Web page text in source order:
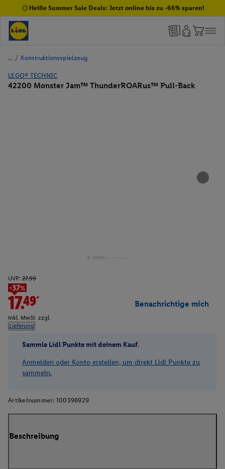
Heiße Summer Sale Deals: Jetzt online bis zu -66% sparen!
/ Konstruktionsspielzeug
LEGO® TECHNIC
42200 Monster Jam™ ThunderROARus™ Pull-Back
UVP: 27.99
-37%
17.49*
inkl. MwSt. zzgl.
Lieferung
Benachrichtige mich
Sammle Lidl Punkte mit deinem Kauf.
Anmelden oder Konto erstellen, um direkt Lidl Punkte zu
sammeln.
Artikelnummer: 100396929
Beschreibung